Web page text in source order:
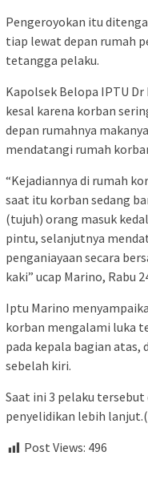
Pengeroyokan itu
tiap lewat depan rumah
tetangga pelaku.
Kapolsek Belopa IPTU
kesal karena korban
depan rumahnya
mendatangi rumah
“Kejadiannya di rumah
saat itu korban sedang
(tujuh) orang masuk
pintu, selanjutnya
penganiayaan secara
kaki” ucap Marino, Rabu
Iptu Marino
korban mengalami luka
pada kepala bagian atas,
sebelah kiri.
Saat ini 3 pelaku
penyelidikan lebih
Post Views: 496